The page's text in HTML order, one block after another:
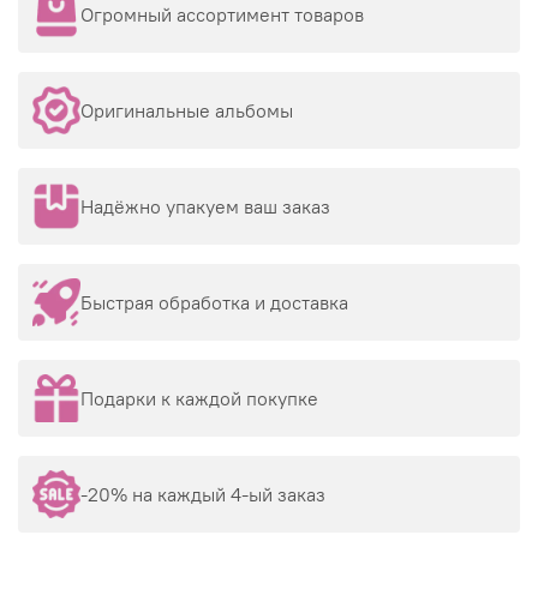
Огромный ассортимент товаров
Оригинальные альбомы
Надёжно упакуем ваш заказ
Быстрая обработка и доставка
Подарки к каждой покупке
-20% на каждый 4-ый заказ